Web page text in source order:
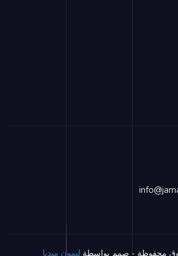
محفوظة - صمم بواسطةليمون ميديا